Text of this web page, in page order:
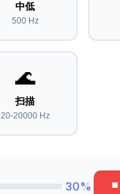
中低
500 Hz
🌊
扫描
20-20000 Hz
30% ⏹